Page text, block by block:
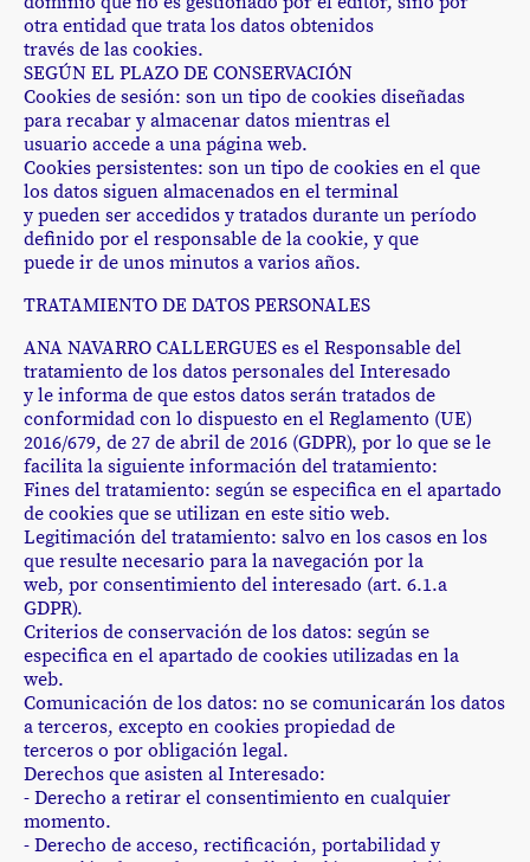
otra entidad que trata los datos obtenidos
través de las cookies.
SEGÚN EL PLAZO DE CONSERVACIÓN
Cookies de sesión: son un tipo de cookies diseñadas
para recabar y almacenar datos mientras el
usuario accede a una página web.
Cookies persistentes: son un tipo de cookies en el que
los datos siguen almacenados en el terminal
y pueden ser accedidos y tratados durante un período
definido por el responsable de la cookie, y que
puede ir de unos minutos a varios años.
TRATAMIENTO DE DATOS PERSONALES
ANA NAVARRO CALLERGUES es el Responsable del
tratamiento de los datos personales del Interesado
y le informa de que estos datos serán tratados de
conformidad con lo dispuesto en el Reglamento (UE)
2016/679, de 27 de abril de 2016 (GDPR), por lo que se le
facilita la siguiente información del tratamiento:
Fines del tratamiento: según se especifica en el apartado
de cookies que se utilizan en este sitio web.
Legitimación del tratamiento: salvo en los casos en los
que resulte necesario para la navegación por la
web, por consentimiento del interesado (art. 6.1.a
GDPR).
Criterios de conservación de los datos: según se
especifica en el apartado de cookies utilizadas en la
web.
Comunicación de los datos: no se comunicarán los datos
a terceros, excepto en cookies propiedad de
terceros o por obligación legal.
Derechos que asisten al Interesado:
- Derecho a retirar el consentimiento en cualquier
momento.
- Derecho de acceso, rectificación, portabilidad y